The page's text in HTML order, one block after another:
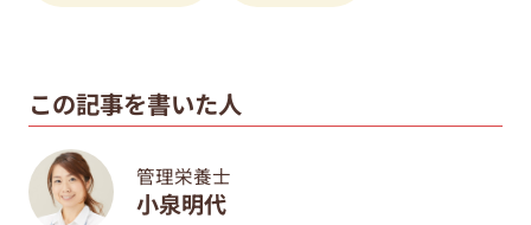
この記事を書いた人
管理栄養士
小泉明代